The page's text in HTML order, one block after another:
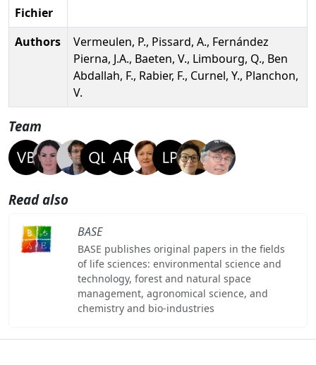
Fichier
Authors
Vermeulen, P., Pissard, A., Fernández
Pierna, J.A., Baeten, V., Limbourg, Q., Ben
Abdallah, F., Rabier, F., Curnel, Y., Planchon,
V.
Team
Read also
BASE
BASE publishes original papers in the fields
of life sciences: environmental science and
technology, forest and natural space
management, agronomical science, and
chemistry and bio-industries